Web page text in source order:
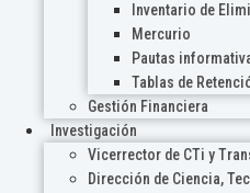
Inventario de
Mercurio
Pautas
Tablas de
Gestión Financiera
Investigación
Vicerrector de CTi y
Dirección de Ciencia,